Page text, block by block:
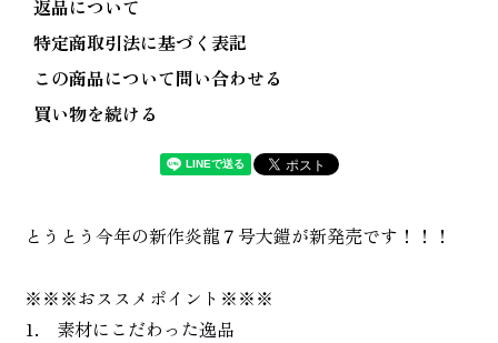
返品について
特定商取引法に基づく表記
この商品について問い合わせる
買い物を続ける
とうとう今年の新作炎龍７号大鎧が新発売です！！！
※※※おススメポイント※※※
1. 素材にこだわった逸品